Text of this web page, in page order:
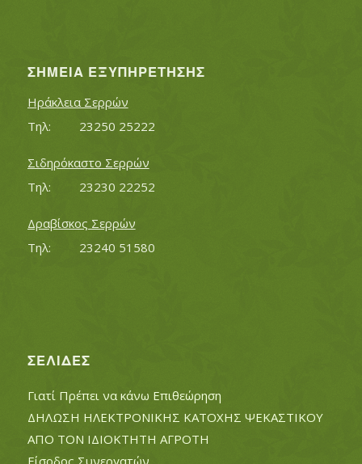
ΣΗΜΕΊΑ ΕΞΥΠΗΡΈΤΗΣΗΣ
Ηράκλεια Σερρών
Τηλ:		23250 25222
Σιδηρόκαστο Σερρών
Τηλ:		23230 22252
Δραβίσκος Σερρών
Τηλ:		23240 51580
ΣΕΛΊΔΕΣ
Γιατί Πρέπει να κάνω Επιθεώρηση
ΔΗΛΩΣΗ ΗΛΕΚΤΡΟΝΙΚΗΣ ΚΑΤΟΧΗΣ ΨΕΚΑΣΤΙΚΟΥ
ΑΠΟ ΤΟΝ ΙΔΙΟΚΤΗΤΗ ΑΓΡΟΤΗ